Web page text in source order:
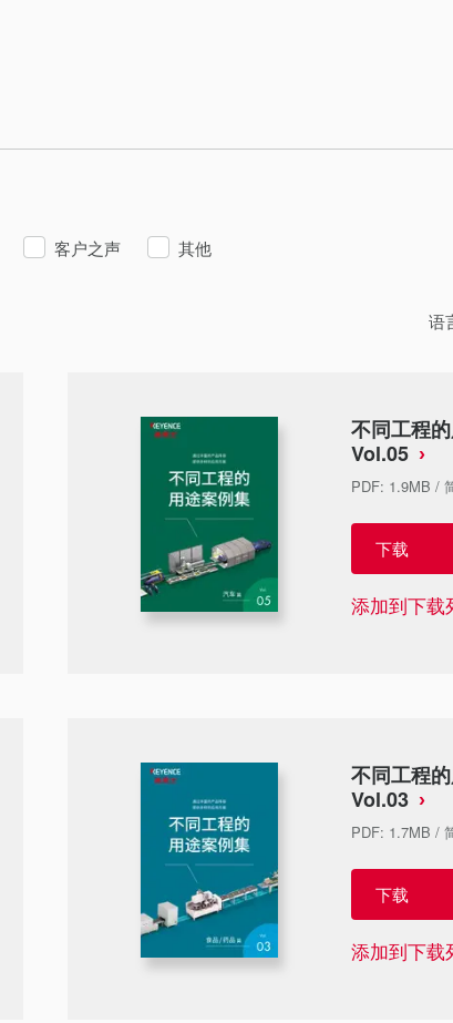
客户之声 其他
语
不同工程
Vol.05
PDF: 1.9MB /
下载
添加到下载
不同工程
Vol.03
PDF: 1.7MB /
下载
添加到下载